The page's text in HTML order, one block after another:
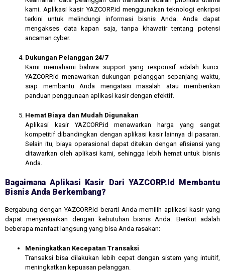
kami. Aplikasi kasir YAZCORP.id menggunakan teknologi enkripsi
terkini untuk melindungi informasi bisnis Anda. Anda dapat
mengakses data kapan saja, tanpa khawatir tentang potensi
ancaman cyber.
Dukungan Pelanggan 24/7
Kami memahami bahwa support yang responsif adalah kunci.
YAZCORP.id menawarkan dukungan pelanggan sepanjang waktu,
siap membantu Anda mengatasi masalah atau memberikan
panduan penggunaan aplikasi kasir dengan efektif.
Hemat Biaya dan Mudah Digunakan
Aplikasi kasir YAZCORP.id menawarkan harga yang sangat
kompetitif dibandingkan dengan aplikasi kasir lainnya di pasaran.
Selain itu, biaya operasional dapat ditekan dengan efisiensi yang
ditawarkan oleh aplikasi kami, sehingga lebih hemat untuk bisnis
Anda.
Bagaimana Aplikasi Kasir Dari YAZCORP.id Membantu
Bisnis Anda Berkembang?
Bergabung dengan YAZCORP.id berarti Anda memilih aplikasi kasir yang
dapat menyesuaikan dengan kebutuhan bisnis Anda. Berikut adalah
beberapa manfaat langsung yang bisa Anda rasakan:
Meningkatkan Kecepatan Transaksi
Transaksi bisa dilakukan lebih cepat dengan sistem yang intuitif,
meningkatkan kepuasan pelanggan.